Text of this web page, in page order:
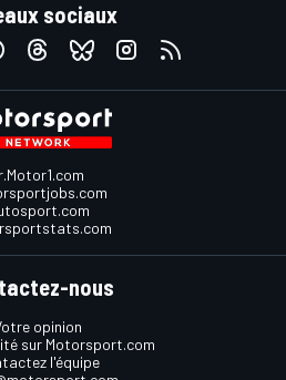
sociaux
nous
opinion
sur Motorsport.com
l'équipe